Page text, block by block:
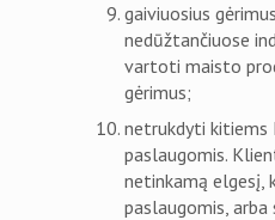
gaiviuosius
nedūžtančiuose
vartoti maisto
gėrimus;
netrukdyti kitiems
paslaugomis.
netinkamą elgesį,
paslaugomis,